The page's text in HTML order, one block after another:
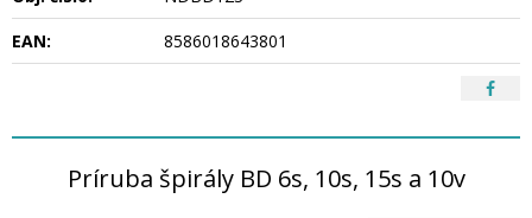
EAN:
8586018643801
Príruba špirály BD 6s, 10s, 15s a 10v